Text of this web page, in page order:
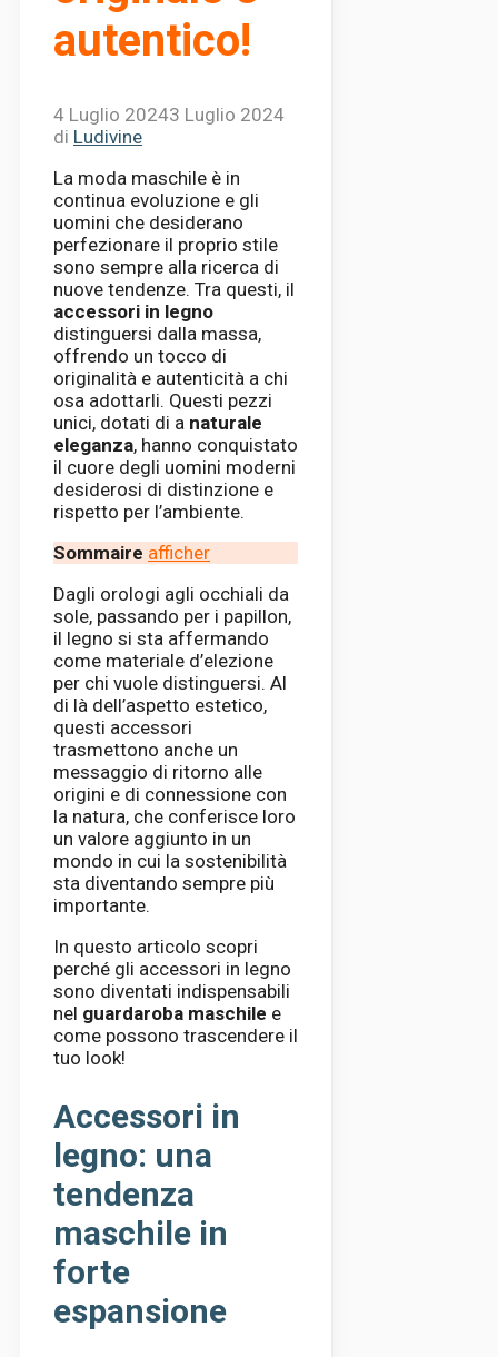
autentico!
4 Luglio 20243 Luglio 2024
di Ludivine
La moda maschile è in
continua evoluzione e gli
uomini che desiderano
perfezionare il proprio stile
sono sempre alla ricerca di
nuove tendenze. Tra questi, il
accessori in legno
distinguersi dalla massa,
offrendo un tocco di
originalità e autenticità a chi
osa adottarli. Questi pezzi
unici, dotati di a naturale
eleganza, hanno conquistato
il cuore degli uomini moderni
desiderosi di distinzione e
rispetto per l’ambiente.
Sommaire afficher
Dagli orologi agli occhiali da
sole, passando per i papillon,
il legno si sta affermando
come materiale d’elezione
per chi vuole distinguersi. Al
di là dell’aspetto estetico,
questi accessori
trasmettono anche un
messaggio di ritorno alle
origini e di connessione con
la natura, che conferisce loro
un valore aggiunto in un
mondo in cui la sostenibilità
sta diventando sempre più
importante.
In questo articolo scopri
perché gli accessori in legno
sono diventati indispensabili
nel guardaroba maschile e
come possono trascendere il
tuo look!
Accessori in
legno: una
tendenza
maschile in
forte
espansione